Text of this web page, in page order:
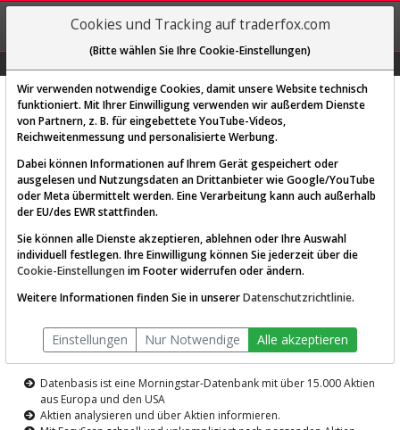
REGIS-
TRIEREN
Diese Funktion ist nur für
AKTIEN-TERMINAL
Die Aktienanalyse-Plattform von
TraderFox
Datenbasis ist eine Morningstar-Datenbank mit über 15.000 Aktien
aus Europa und den USA
Aktien analysieren und über Aktien informieren.
Cookies und Tracking auf traderfox.com
(Bitte wählen Sie Ihre Cookie-Einstellungen)
Wir verwenden notwendige Cookies, damit unsere Website technisch
funktioniert. Mit Ihrer Einwilligung verwenden wir außerdem Dienste
von Partnern, z. B. für eingebettete YouTube-Videos,
Reichweitenmessung und personalisierte Werbung.
Dabei können Informationen auf Ihrem Gerät gespeichert oder
ausgelesen und Nutzungsdaten an Drittanbieter wie Google/YouTube
oder Meta übermittelt werden. Eine Verarbeitung kann auch außerhalb
der EU/des EWR stattfinden.
Sie können alle Dienste akzeptieren, ablehnen oder Ihre Auswahl
individuell festlegen. Ihre Einwilligung können Sie jederzeit über die
Cookie-Einstellungen im Footer widerrufen oder ändern.
Weitere Informationen finden Sie in unsererDatenschutzrichtlinie.
Einstellungen Nur Notwendige Alle akzeptieren